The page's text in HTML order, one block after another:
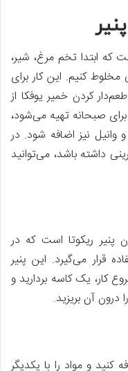
که ابتدا تخم مرغ، شیر،
مخلوط کنیم. این کار برای
کردن خمیر یوفکا از
برای صبحانه تهیه می‌شود،
نیز اضافه شود. در
داشته باشد، می‌توانید
پنیر ریکوتا است که در
قرار می‌گیرد. این پنیر
کار، یک کاسه بردارید و
آن بریزید.
و مواد را با یکدیگر